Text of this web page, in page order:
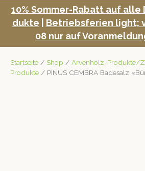
10% Som­mer-Rabatt auf alle
duk­te
Betrieb­s­fe­rien light;
08 nur auf
Startseite / Shop / Arvenholz-Produkte/
Produkte / PINUS CEMBRA Badesalz